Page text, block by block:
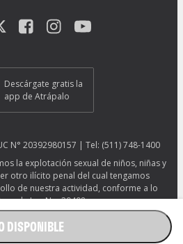
DISPONIBLE
Descárgate gratis la
app de Atrápalo
N° 20392980157 | Tel: (511) 748-1400
la explotación sexual de niños, niñas y
otro ilícito penal del cual tengamos
de nuestra actividad, conforme a lo
en la Ley No. 29408.
ESNNA.Ver afiche ESNNA.